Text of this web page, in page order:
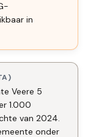
in
Veere 5
1.000
van 2024.
onder